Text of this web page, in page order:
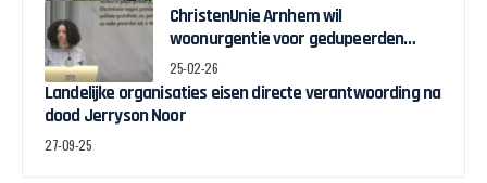
ChristenUnie Arnhem wil
woonurgentie voor gedupeerden
toeslagenschandaal
25-02-26
Landelijke organisaties eisen directe verantwoording na
dood Jerryson Noor
27-09-25